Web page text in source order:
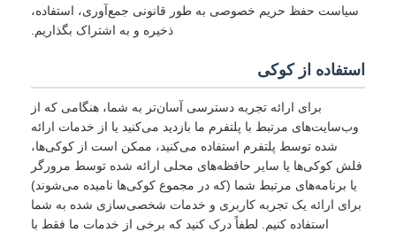
سیاست حفظ حریم خصوصی به طور قانونی جمع‌آوری، استفاده،
ذخیره و به اشتراک بگذاریم.
استفاده از کوکی
برای ارائه تجربه دسترسی آسان‌تر به شما، هنگامی که از
وب‌سایت‌های مرتبط با پلتفرم ما بازدید می‌کنید یا از خدمات ارائه
شده توسط پلتفرم استفاده می‌کنید، ممکن است از کوکی‌ها،
فلش کوکی‌ها یا سایر حافظه‌های محلی ارائه شده توسط مرورگر
یا برنامه‌های مرتبط شما (که در مجموع کوکی‌ها نامیده می‌شوند)
برای ارائه یک تجربه کاربری و خدمات شخصی‌سازی شده به شما
استفاده کنیم. لطفاً درک کنید که برخی از خدمات ما فقط با